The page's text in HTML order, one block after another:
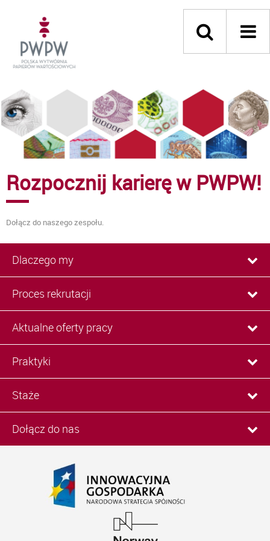
Rozpocznij karierę w PWPW!
Dołącz do naszego zespołu.
Dlaczego my
Proces rekrutacji
Aktualne oferty pracy
Praktyki
Staże
Dołącz do nas